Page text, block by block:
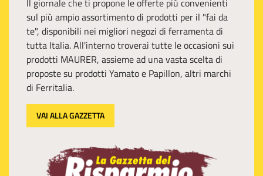
Il giornale che ti propone le offerte più convenienti
sul più ampio assortimento di prodotti per il "fai da
te", disponibili nei migliori negozi di ferramenta di
tutta Italia. All'interno troverai tutte le occasioni sui
prodotti MAURER, assieme ad una vasta scelta di
proposte su prodotti Yamato e Papillon, altri marchi
di Ferritalia.
VAI ALLA GAZZETTA